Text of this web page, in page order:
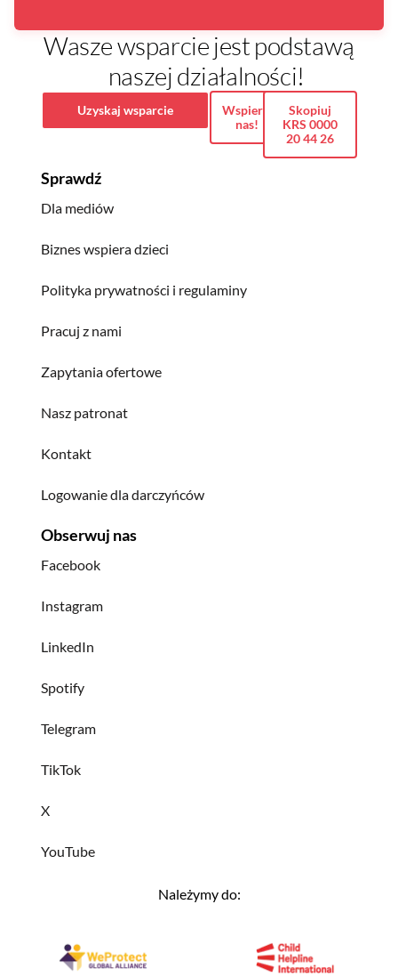
Wasze wsparcie jest podstawą
naszej działalności!
Uzyskaj wsparcie
Wspieraj
nas!
Skopiuj
KRS 0000
20 44 26
Sprawdź
Dla mediów
Biznes wspiera dzieci
Polityka prywatności i regulaminy
Pracuj z nami
Zapytania ofertowe
Nasz patronat
Kontakt
Logowanie dla darczyńców
Obserwuj nas
Facebook
Instagram
LinkedIn
Spotify
Telegram
TikTok
X
YouTube
Należymy do: